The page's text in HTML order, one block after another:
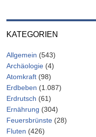
KATEGORIEN
Allgemein (543)
Archäologie (4)
Atomkraft (98)
Erdbeben (1.087)
Erdrutsch (61)
Ernährung (304)
Feuersbrünste (28)
Fluten (426)